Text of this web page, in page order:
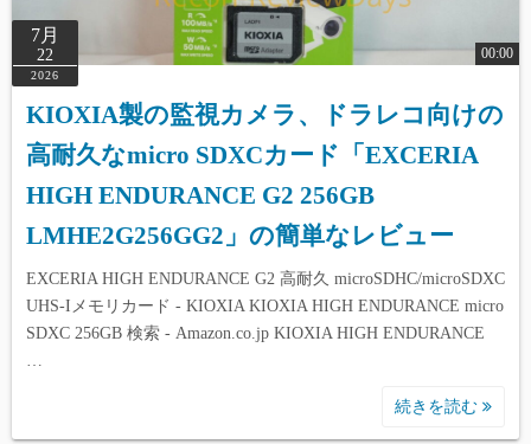
7月
22
2026
00:00
KIOXIA製の監視カメラ、ドラレコ向けの
高耐久なmicro SDXCカード「EXCERIA
HIGH ENDURANCE G2 256GB
LMHE2G256GG2」の簡単なレビュー
EXCERIA HIGH ENDURANCE G2 高耐久 microSDHC/microSDXC
UHS-Iメモリカード - KIOXIA KIOXIA HIGH ENDURANCE micro
SDXC 256GB 検索 - Amazon.co.jp KIOXIA HIGH ENDURANCE
…
続きを読む